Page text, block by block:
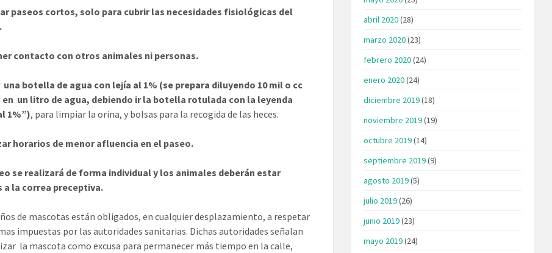
paseos cortos, solo para cubrir las necesidades fisiológicas del
contacto con otros animales ni personas.
botella de agua con lejía al 1% (se prepara diluyendo 10 mil o cc
en un litro de agua, debiendo ir la botella rotulada con la leyenda
1%”), para limpiar la orina, y bolsas para la recogida de las heces.
horarios de menor afluencia en el paseo.
se realizará de forma individual y los animales deberán estar
a la correa preceptiva.
de mascotas están obligados, en cualquier desplazamiento, a respetar
impuestas por las autoridades sanitarias. Dichas autoridades señalan
la mascota como excusa para permanecer más tiempo en la calle,
abril 2020(28)
marzo 2020(23)
febrero 2020(24)
enero 2020(24)
diciembre 2019(18)
noviembre 2019(19)
octubre 2019(14)
septiembre 2019(9)
agosto 2019(5)
julio 2019(26)
junio 2019(23)
mayo 2019(24)